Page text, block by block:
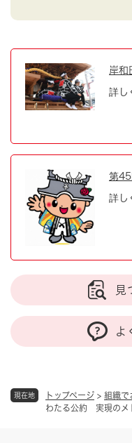
現在地 トップページ > 組織で
わたる公約 実現のメ
岸和
詳し
第45
詳し
見
よ